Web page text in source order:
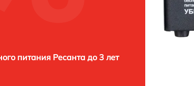
питания Ресанта до 3 лет